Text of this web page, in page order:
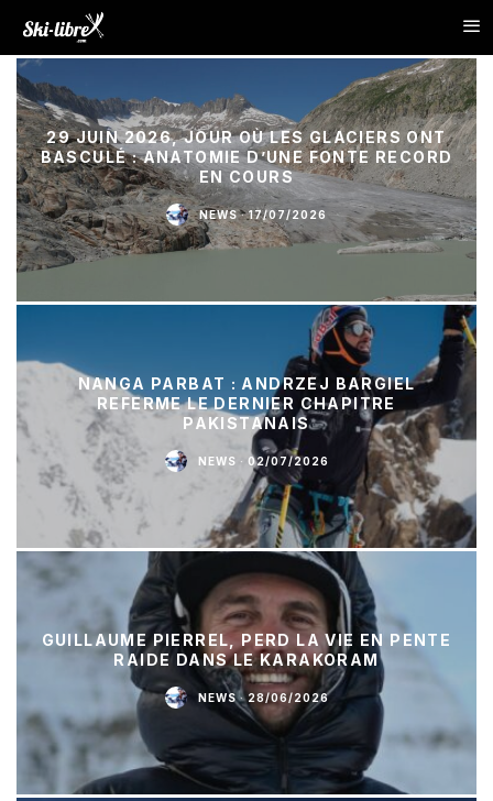
29 JUIN 2026, JOUR OÙ LES GLACIERS ONT
BASCULÉ : ANATOMIE D’UNE FONTE RECORD
EN COURS
NEWS · 17/07/2026
NANGA PARBAT : ANDRZEJ BARGIEL
REFERME LE DERNIER CHAPITRE
PAKISTANAIS
NEWS · 02/07/2026
GUILLAUME PIERREL, PERD LA VIE EN PENTE
RAIDE DANS LE KARAKORAM
NEWS · 28/06/2026